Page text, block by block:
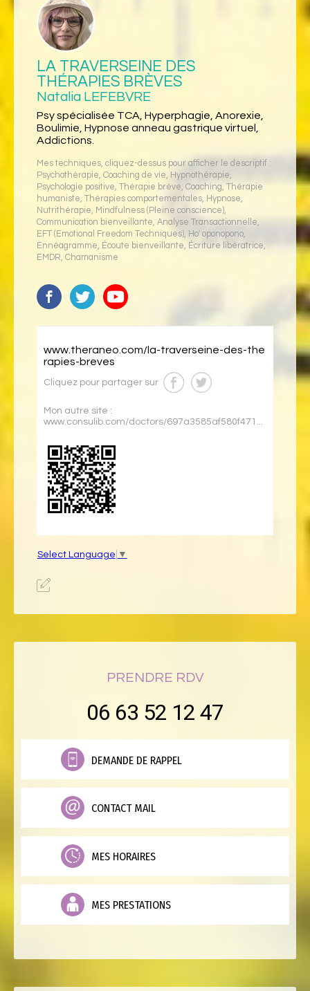
LA TRAVERSEINE DES
THÉRAPIES BRÈVES
Natalia LEFEBVRE
Psy spécialisée TCA, Hyperphagie, Anorexie,
Boulimie, Hypnose anneau gastrique virtuel,
Addictions.
Mes techniques, cliquez-dessus pour afficher le descriptif :
Psychothérapie, Coaching de vie, Hypnothérapie,
Psychologie positive, Thérapie brève, Coaching, Thérapie
humaniste, Thérapies comportementales, Hypnose,
Nutrithérapie, Mindfulness (Pleine conscience),
Communication bienveillante, Analyse Transactionnelle,
EFT (Emotional Freedom Techniques), Ho' oponopono,
Ennéagramme, Écoute bienveillante, Écriture libératrice,
EMDR, Chamanisme
www.theraneo.com/la-traverseine-des-the
rapies-breves
Cliquez pour partager sur
Mon autre site :
www.consulib.com/doctors/697a3585af580f471...
Select Language ▼
PRENDRE RDV
06 63 52 12 47
DEMANDE DE RAPPEL
CONTACT MAIL
MES HORAIRES
MES PRESTATIONS